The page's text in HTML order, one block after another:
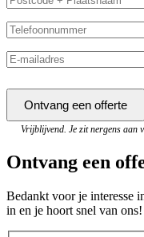
Vrijblijvend. Je zit nergens aan
Ontvang een
Bedankt voor je interesse
in en je hoort snel van ons!